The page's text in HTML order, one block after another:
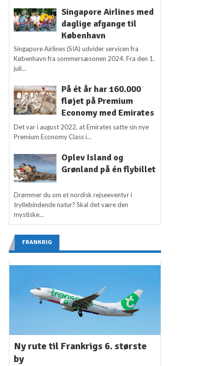
Singapore Airlines med
daglige afgange til
København
Singapore Airlines (SIA) udvider servicen fra
København fra sommersæsonen 2024. Fra den 1.
juli...
På ét år har 160.000
fløjet på Premium
Economy med Emirates
Det var i august 2022, at Emirates satte sin nye
Premium Economy Class i...
Oplev Island og
Grønland på én flybillet
Drømmer du om et nordisk rejseeventyr i
tryllebindende natur? Skal det være den
mystiske...
FRANKRIG
Ny rute til Frankrigs 6. største
by